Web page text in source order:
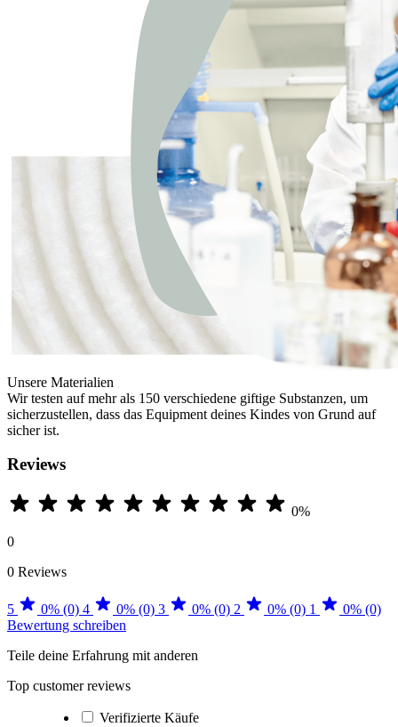
Unsere Materialien
Wir testen auf mehr als 150 verschiedene giftige Substanzen, um
sicherzustellen, dass das Equipment deines Kindes von Grund auf
sicher ist.
Reviews
0%
0
0 Reviews
5 0% (0) 4 0% (0) 3 0% (0) 2 0% (0) 1
0% (0)
Bewertung schreiben
Teile deine Erfahrung mit anderen
Top customer reviews
Verifizierte Käufe